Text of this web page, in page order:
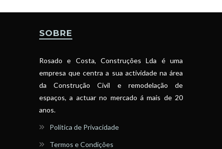
SOBRE
Rosado e Costa, Construções Lda é uma
empresa que centra a sua actividade na área
da Construção Civil e remodelação de
espaços, a actuar no mercado á mais de 20
anos.
Política de Privacidade
Termos e Condições